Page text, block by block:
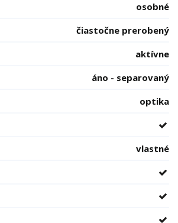
osobné
čiastočne prerobený
aktívne
áno - separovaný
optika
vlastné